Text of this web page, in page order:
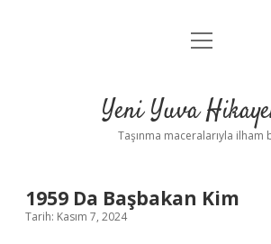
Anasayfa
Yasal Uyarı
menüyü
Yeni Yuva
Taşınma maceralarıyla ilham
1959 Da Başbakan Kim
Tarih: Kasım 7, 2024